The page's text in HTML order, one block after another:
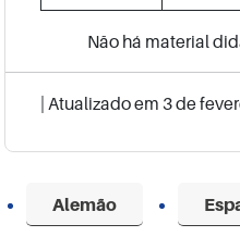
Alemão
Não há material
| Atualizado em 3 de